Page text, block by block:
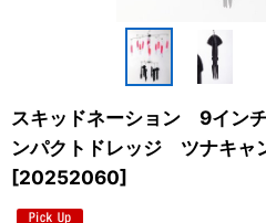
スキッドネーション 9イン
ンパクトドレッジ ツナキャ
[20252060]